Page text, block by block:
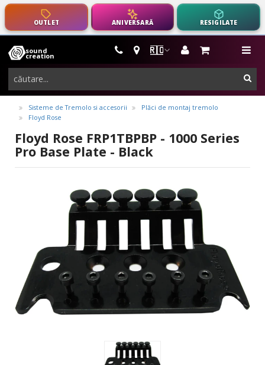
OUTLET ANIVERSARĂ RESIGILATE
🇷🇴
sound
creation
instrumente
muzicale,
echipamente
pro-
audio
Sisteme de Tremolo si accesorii
Plăci de montaj tremolo
Floyd Rose
Floyd Rose FRP1TBPBP - 1000 Series
Pro Base Plate - Black